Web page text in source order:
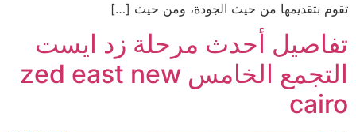
تقوم بتقديمها من حيث الجودة، ومن حيث […]
تفاصيل أحدث مرحلة زد ايست
التجمع الخامس zed east new
cairo